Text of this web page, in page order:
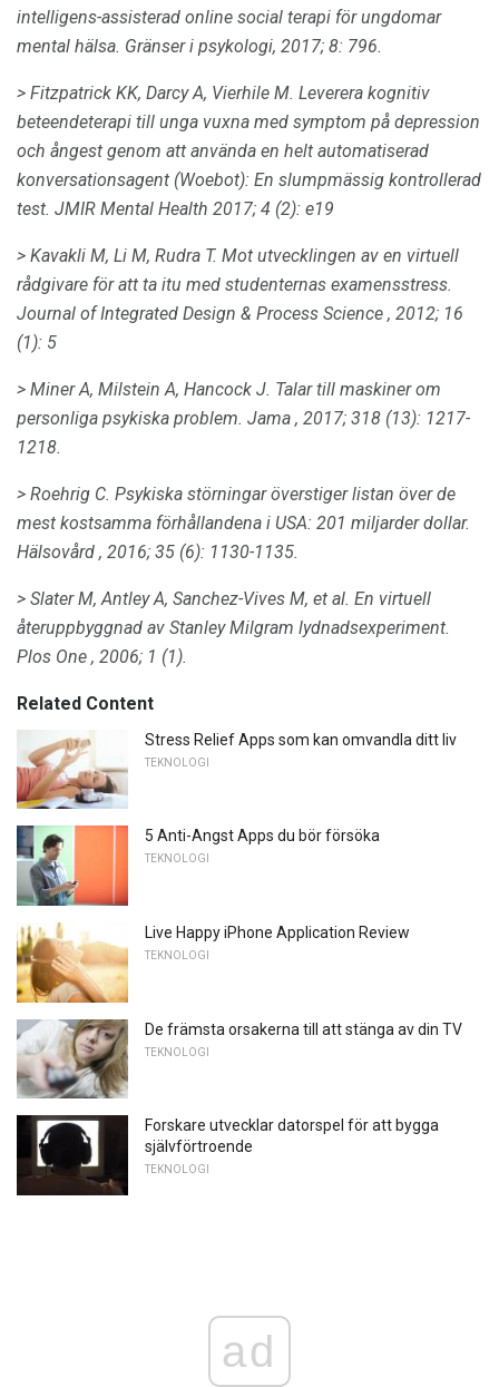
intelligens-assisterad online social terapi för ungdomar
mental hälsa. Gränser i psykologi, 2017; 8: 796.
> Fitzpatrick KK, Darcy A, Vierhile M. Leverera kognitiv
beteendeterapi till unga vuxna med symptom på depression
och ångest genom att använda en helt automatiserad
konversationsagent (Woebot): En slumpmässig kontrollerad
test. JMIR Mental Health 2017; 4 (2): e19
> Kavakli M, Li M, Rudra T. Mot utvecklingen av en virtuell
rådgivare för att ta itu med studenternas examensstress.
Journal of Integrated Design & Process Science , 2012; 16
(1): 5
> Miner A, Milstein A, Hancock J. Talar till maskiner om
personliga psykiska problem. Jama , 2017; 318 (13): 1217-
1218.
> Roehrig C. Psykiska störningar överstiger listan över de
mest kostsamma förhållandena i USA: 201 miljarder dollar.
Hälsovård , 2016; 35 (6): 1130-1135.
> Slater M, Antley A, Sanchez-Vives M, et al. En virtuell
återuppbyggnad av Stanley Milgram lydnadsexperiment.
Plos One , 2006; 1 (1).
Related Content
Stress Relief Apps som kan omvandla ditt liv
TEKNOLOGI
5 Anti-Angst Apps du bör försöka
TEKNOLOGI
Live Happy iPhone Application Review
TEKNOLOGI
De främsta orsakerna till att stänga av din TV
TEKNOLOGI
Forskare utvecklar datorspel för att bygga
självförtroende
TEKNOLOGI
ad